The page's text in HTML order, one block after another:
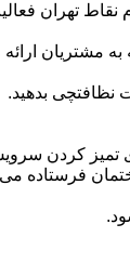
تهران
شفاف برای دستمزد نظافتچی مشخص کرده است.این
تمیز کردن
فرستاده